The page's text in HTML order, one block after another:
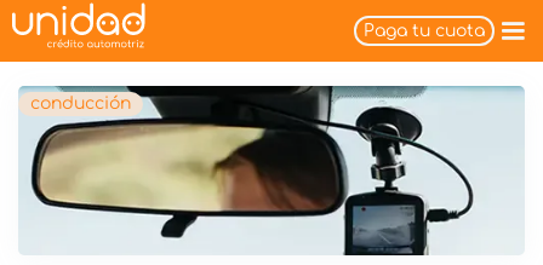
Paga tu cuota
conducción